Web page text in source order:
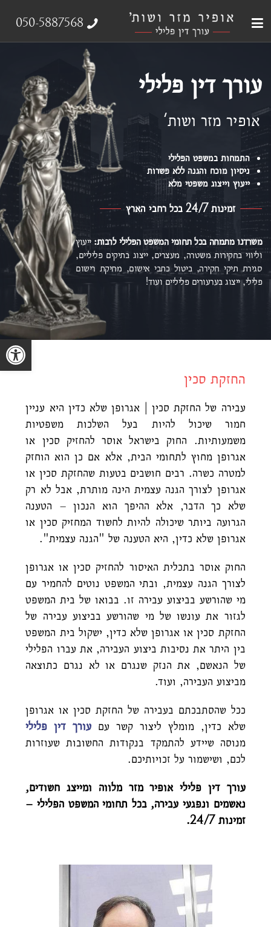
050-5887568
עורך דין פלילי
אופיר מזר ושות'
התמחות במשפט הפלילי
ניסיון מוכח והגנה ללא פשרות
ייעוץ וייצוג משפטי מלא
זמינות 24/7 בכל רחבי הארץ
משרדנו מתמחה בכל תחומי המשפט הפלילילרבות:ייעוץ
וליווי בחקירות משטרה, מעצרים, ייצוג בתיקים פליליים,
סגירת תיקי חקירה, ביטול כתבי אישום, מחיקת רישום
פלילי, ייצוג בערעורים פליליים ועוד!
החזקת סכין
עבירה של החזקת סכין | אגרופן שלא כדין היא עניין
חמור שיכול להיות בעל השלכות משפטיות
משמעותיות. החוק בישראל אוסר להחזיק סכין או
אגרופן מחוץ לתחומי הבית, אלא אם כן הוא הוחזק
למטרה כשרה. רבים חושבים בטעות שהחזקת סכין או
אגרופן לצורך הגנה עצמית הינה מותרת, אבל לא רק
שלא כך הדבר, אלא ההיפך הוא הנכון – הטענה
הגרועה ביותר שיכולה להיות לחשוד המחזיק סכין או
אגרופן שלא כדין, היא הטענה של "הגנה עצמית".
החוק אוסר בתכלית האיסור להחזיק סכין או אגרופן
לצורך הגנה עצמית, ובתי המשפט נוטים להחמיר עם
מי שהורשע בביצוע עבירה זו. בבואו של בית המשפט
לגזור את עונשו של מי שהורשע בביצוע עבירה של
החזקת סכין או אגרופן שלא כדין, ישקול בית המשפט
בין היתר את נסיבות ביצוע העבירה, את עברו הפלילי
של הנאשם, את הנזק שנגרם או לא נגרם כתוצאה
מביצוע העבירה, ועוד.
ככל שהסתבכתם בעבירה של החזקת סכין או אגרופן
שלא כדין, מומלץ ליצור קשר עם עורך דין פלילי
מנוסה שיידע להתמקד בנקודות החשובות שעוזרות
לכם, ושישמור על זכויותיכם.
עורך דין פלילי אופיר מזר מלווה ומייצג חשודים,
נאשמים ונפגעי עבירה, בכל תחומי המשפט הפלילי –
זמינות 24/7.
פתח סרגל נגישות